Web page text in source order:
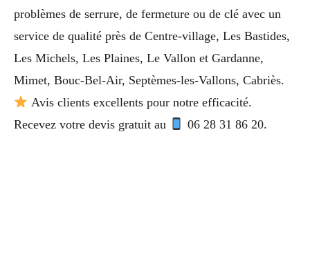
problèmes de serrure, de fermeture ou de clé avec un
service de qualité près de Centre-village, Les Bastides,
Les Michels, Les Plaines, Le Vallon et Gardanne,
Mimet, Bouc-Bel-Air, Septèmes-les-Vallons, Cabriès.
Avis clients excellents pour notre efficacité.
Recevez votre devis gratuit au
06 28 31 86 20.